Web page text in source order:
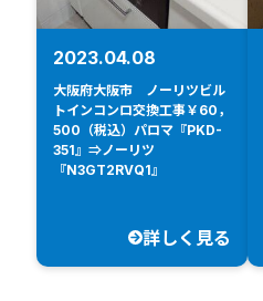
2023.04.08
大阪府大阪市 ノーリツビル
トインコンロ交換工事￥60，
500（税込）パロマ『PKD-
351』⇒ノーリツ
『N3GT2RVQ1』
詳しく見る